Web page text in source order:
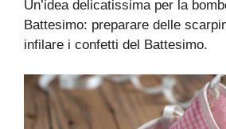
Un’idea delicatissima per la
Battesimo: preparare delle
infilare i confetti del Battesimo.